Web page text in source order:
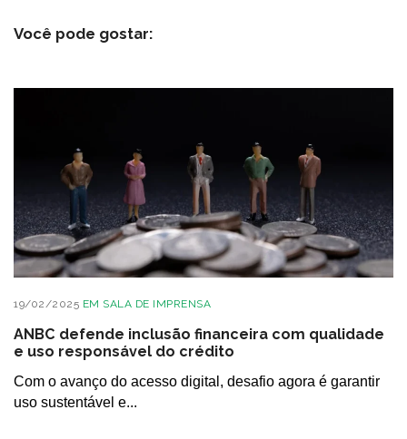
Você pode gostar:
19/02/2025 EM SALA DE IMPRENSA
ANBC defende inclusão financeira com qualidade
e uso responsável do crédito
Com o avanço do acesso digital, desafio agora é garantir
uso sustentável e...